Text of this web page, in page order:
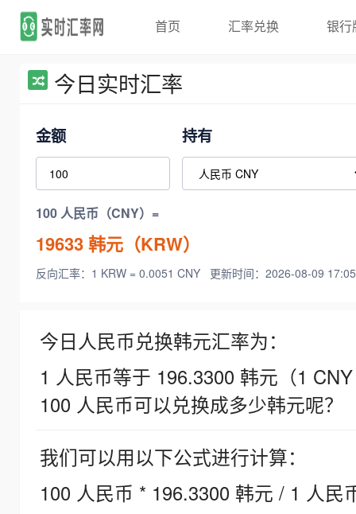
首页 汇率兑换 银行
今日实时汇率
金额 持有
100 人民币（CNY）=
19633韩元（KRW）
反向汇率：1 KRW = 0.0051 CNY 更新时间：2026-08-09
今日人民币兑换韩元汇率为：
1 人民币等于 196.3300 韩元（1
100 人民币可以兑换成多少韩元呢？
我们可以用以下公式进行计算：
100 人民币 * 196.3300 韩元 / 1 人民